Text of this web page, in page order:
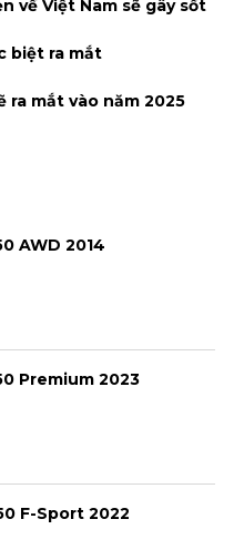
về Việt Nam sẽ gây sốt
biệt ra mắt
ra mắt vào năm 2025
AWD 2014
Premium 2023
F-Sport 2022